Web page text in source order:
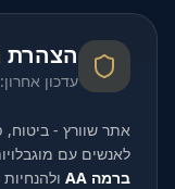
הצהרת
עדכון אחרון:
אתר שוורץ - ביטוח,
לאנשים עם
ברמה AA